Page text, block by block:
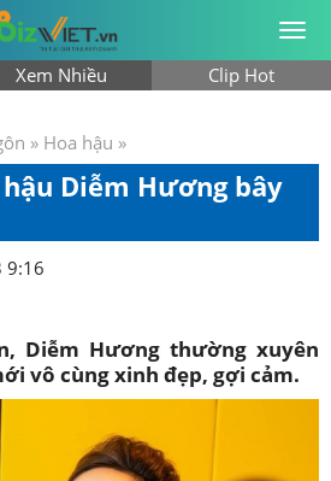
Xem Nhiều Clip Hot
» Hoa hậu »
Diễm Hương bây
9:16
Diễm Hương thường xuyên
vô cùng xinh đẹp, gợi cảm.